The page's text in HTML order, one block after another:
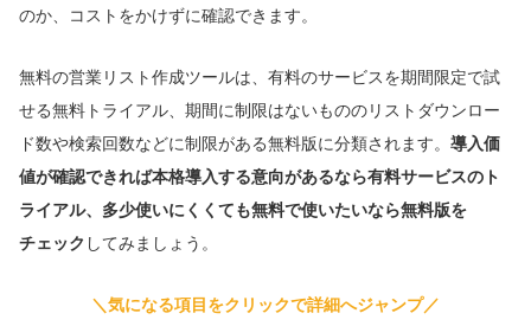
のか、コストをかけずに確認できます。
無料の営業リスト作成ツールは、有料のサービスを期間限定で試
せる無料トライアル、期間に制限はないもののリストダウンロー
ド数や検索回数などに制限がある無料版に分類されます。 導入価
値が確認できれば本格導入する意向があるなら有料サービスのト
ライアル、多少使いにくくても無料で使いたいなら無料版を
チェック してみましょう。
＼気になる項目をクリックで詳細へジャンプ／